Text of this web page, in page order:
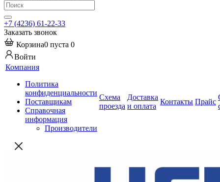
+7 (4236) 61-22-33
Заказать звонок
Корзина0 пуста 0
Войти
Компания
Политика
конфиденциальности
Поставщикам
Справочная
информация
Производители
Схема
проезда
Доставка
и оплата
Контакты Прайс